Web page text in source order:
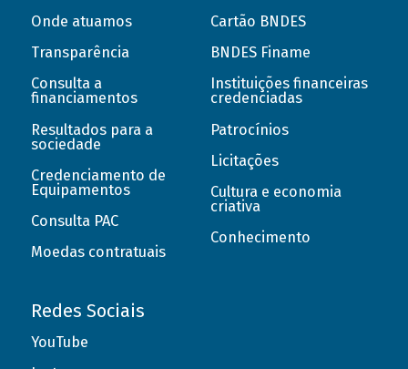
Onde atuamos
Transparência
Consulta a
financiamentos
Resultados para a
sociedade
Credenciamento de
Equipamentos
Consulta PAC
Moedas contratuais
Cartão BNDES
BNDES Finame
Instituições financeiras
credenciadas
Patrocínios
Licitações
Cultura e economia
criativa
Conhecimento
Redes Sociais
YouTube